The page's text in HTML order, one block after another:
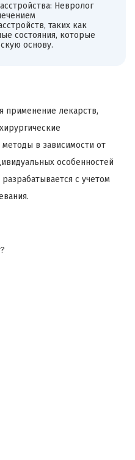
Невролог
таких как
состояния, которые
основу.
применение лекарств,
в зависимости от
особенностей
с учетом